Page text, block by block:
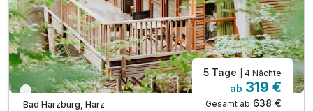
Nur noch bis Oktober
Bad Harzburg, Harz
5 Tage | 4 Nächte
ab 319 €
Gesamt ab 638 €